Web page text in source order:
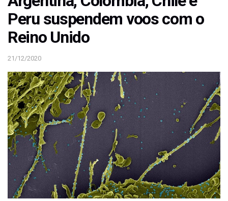
Peru suspendem voos com o
Reino Unido
21/12/2020